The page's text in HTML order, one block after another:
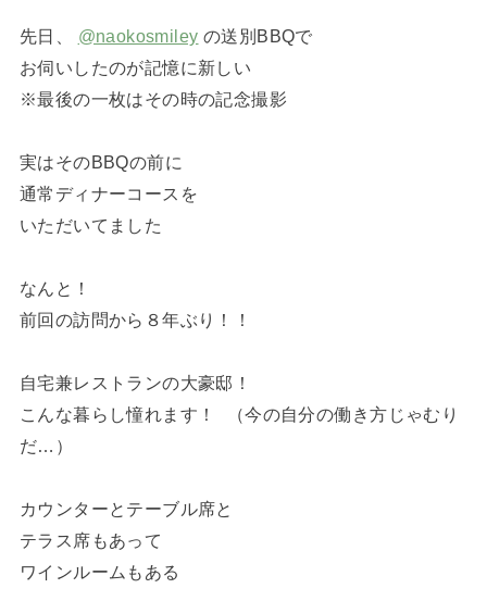
先日、 @naokosmiley の送別BBQで
お伺いしたのが記憶に新しい
※最後の一枚はその時の記念撮影
実はそのBBQの前に
通常ディナーコースを
いただいてました
なんと！
前回の訪問から８年ぶり！！
自宅兼レストランの大豪邸！
こんな暮らし憧れます！ （今の自分の働き方じゃむり
だ…）
カウンターとテーブル席と
テラス席もあって
ワインルームもある